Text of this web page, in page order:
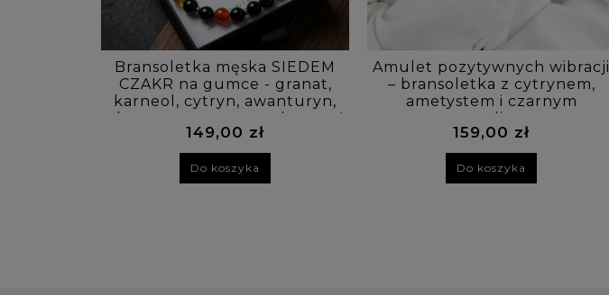
Bransoletka męska SIEDEM
CZAKR na gumce - granat,
karneol, cytryn, awanturyn,
akwamaryn, ametyst, kryształ
górski
149,00 zł
Do koszyka
Amulet pozytywnych wibracji
– bransoletka z cytrynem,
ametystem i czarnym
turmalinem
159,00 zł
Do koszyka